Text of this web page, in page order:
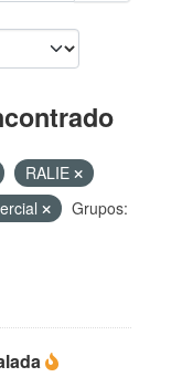
RALIE
Grupos: